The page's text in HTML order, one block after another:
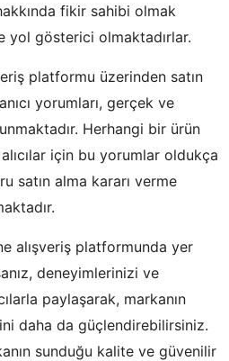
fikir sahibi olmak
yol gösterici olmaktadırlar.
platformu üzerinden satın
yorumları, gerçek ve
Herhangi bir ürün
için bu yorumlar oldukça
satın alma kararı verme
alışveriş platformunda yer
deneyimlerinizi ve
paylaşarak, markanın
daha da güçlendirebilirsiniz.
sunduğu kalite ve güvenilir